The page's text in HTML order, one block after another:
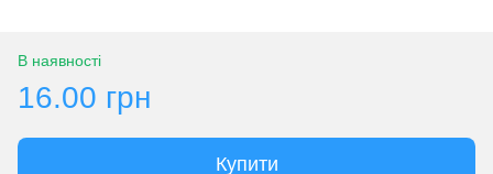
В наявності
16.00 грн
Купити